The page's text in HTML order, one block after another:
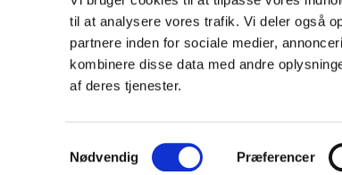
til at analysere vores trafik. Vi deler også
partnere inden for sociale medier,
kombinere disse data med andre
af deres tjenester.
a
Nødvendig Præferencer